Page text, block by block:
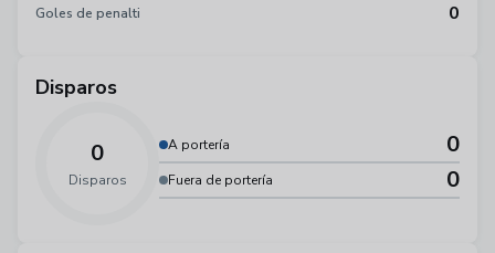
Goles de penalti 0
Disparos
0
Disparos
A portería 0
Fuera de portería 0